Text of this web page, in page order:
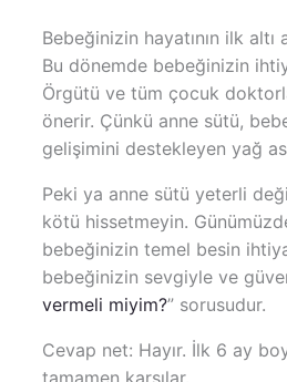
Bebeğinizin hayatının ilk
Bu dönemde bebeğinizin
Örgütü ve tüm çocuk
önerir. Çünkü anne sütü,
gelişimini destekleyen yağ
Peki ya anne sütü yeterli
kötü hissetmeyin.
bebeğinizin temel besin
bebeğinizin sevgiyle ve
vermeli miyim?” sorusudur.
Cevap net: Hayır. İlk 6 ay
tamamen karşılar.